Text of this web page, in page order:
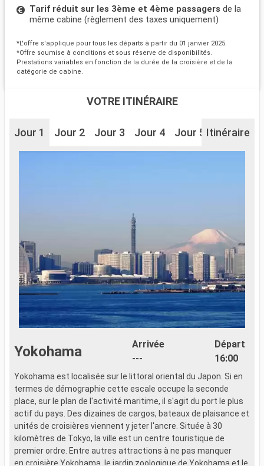
Tarif réduit sur les 3ème et 4ème passagers de la
même cabine (règlement des taxes uniquement)
*L'offre s'applique pour tous les départs à partir du 01 janvier 2025.
*Offre soumise à conditions et sous réserve de disponibilités.
Prestations variables en fonction de la durée de la croisière et de la
catégorie de cabine.
VOTRE ITINÉRAIRE
Jour 1 Jour 2 Jour 3 Jour 4 Jour 5 Jour 6
Itinéraire
Yokohama
Arrivée
---
Départ
16:00
Yokohama est localisée sur le littoral oriental du Japon. Si en
termes de démographie cette escale occupe la seconde
place, sur le plan de l'activité maritime, il s'agit du port le plus
actif du pays. Des dizaines de cargos, bateaux de plaisance et
unités de croisières viennent y jeter l'ancre. Située à 30
kilomètres de Tokyo, la ville est un centre touristique de
premier ordre. Entre autres attractions à ne pas manquer
en croisière Yokohama, le jardin zoologique de Yokohama et le